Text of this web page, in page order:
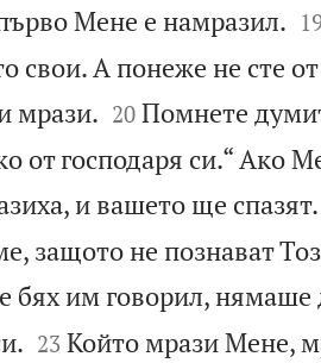
Мене е намразил.
свои. А понеже не сте
мрази.
20 Помнете
от господаря си.“ Ако
и вашето ще спазят.
защото не познават
бях им говорил, нямаше

23 Който мрази Мене,